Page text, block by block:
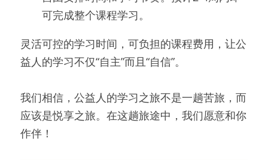
可完成整个课程学习。
灵活可控的学习时间，可负担的课程费用，让公
益人的学习不仅“自主”而且“自信”。
我们相信，公益人的学习之旅不是一趟苦旅，而
应该是悦享之旅。在这趟旅途中，我们愿意和你
作伴！